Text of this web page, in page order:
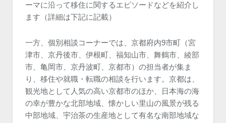
ーマに沿って移住に関するエピソードなどを紹介し
ます（詳細は下記に記載）
一方、個別相談コーナーでは、京都府内9市町（宮
津市、京丹後市、伊根町、福知山市、舞鶴市、綾部
市、亀岡市、京丹波町、京都市）の担当者が集ま
り、移住や就職・転職の相談を行います。京都は、
観光地として人気の高い京都市のほか、日本海の海
の幸が豊かな北部地域、懐かしい里山の風景が残る
中部地域、宇治茶の生産地として有名な南部地域な